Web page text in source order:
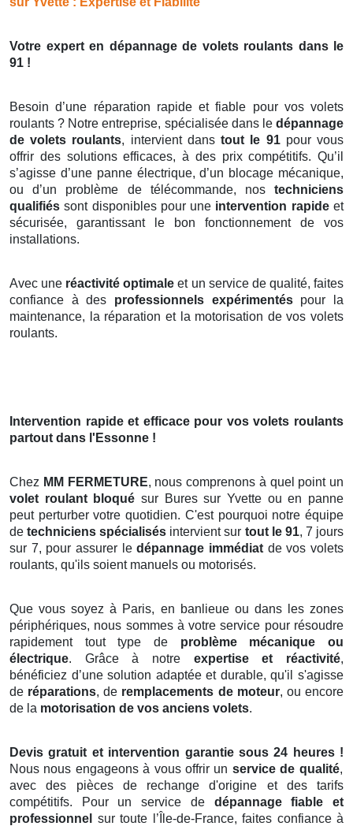
Votre expert en dépannage de volets roulants dans le
91 !
Besoin d’une réparation rapide et fiable pour vos volets
roulants ? Notre entreprise, spécialisée dans le dépannage
de volets roulants, intervient danstout le 91pour vous
offrir des solutions efficaces, à des prix compétitifs. Qu’il
s’agisse d’une panne électrique, d’un blocage mécanique,
ou d’un problème de télécommande, nos techniciens
qualifiés sont disponibles pour une intervention rapideet
sécurisée, garantissant le bon fonctionnement de vos
installations.
Avec une réactivité optimale et un service de qualité, faites
confiance à des professionnels expérimentéspour la
maintenance, la réparation et la motorisation de vos volets
roulants.
Intervention rapide et efficace pour vos volets roulants
partout dans l'Essonne !
Chez MM FERMETURE, nous comprenons à quel point un
volet roulant bloqué sur Bures sur Yvette ou en panne
peut perturber votre quotidien. C'est pourquoi notre équipe
detechniciens spécialisés intervient sur tout le 91, 7 jours
sur 7, pour assurer ledépannage immédiat de vos volets
roulants, qu'ils soient manuels ou motorisés.
Que vous soyez à Paris, en banlieue ou dans les zones
périphériques, nous sommes à votre service pour résoudre
rapidement tout type de problème mécanique ou
électrique. Grâce à notre expertise et réactivité,
bénéficiez d’une solution adaptée et durable, qu'il s'agisse
de réparations, de remplacements de moteur, ou encore
de la motorisation de vos anciens volets.
Devis gratuit et intervention garantie sous 24 heures !
Nous nous engageons à vous offrir un service de qualité,
avec des pièces de rechange d'origine et des tarifs
compétitifs. Pour un service de dépannage fiable et
professionnel
sur toute l’Île-de-France, faites confiance à